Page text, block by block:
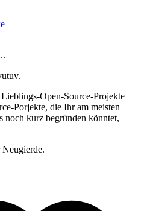
Open-Source-Projekte
Porjekte, die Ihr am meisten
noch kurz begründen könntet,
Neugierde.